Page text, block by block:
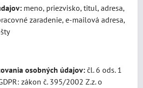
meno, priezvisko, titul, adresa,
zaradenie, e-mailová adresa,
osobných údajov: čl. 6 ods. 1
zákon č. 395/2002 Z.z. o